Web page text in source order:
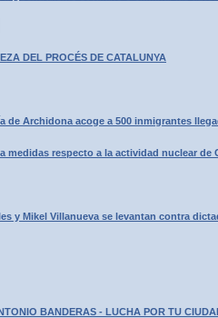
DEL PROCÉS DE CATALUNYA
de Archidona acoge a 500 inmigrantes
medidas respecto a la actividad nuclear de
y Mikel Villanueva se levantan contra
BANDERAS - LUCHA POR TU